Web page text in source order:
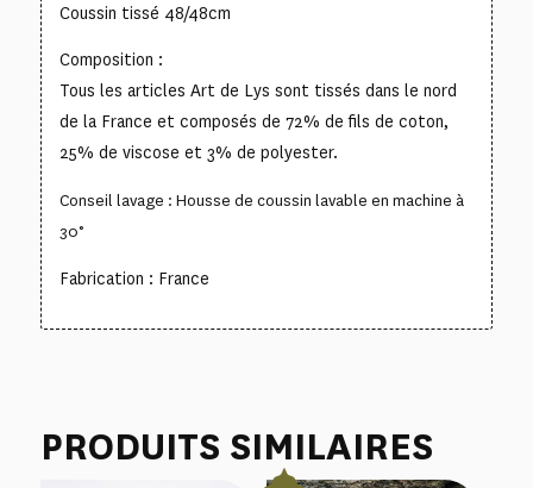
Coussin tissé 48/48cm
Composition :
Tous les articles Art de Lys sont tissés dans le nord
de la France et composés de 72% de fils de coton,
25% de viscose et 3% de polyester.
Conseil lavage : Housse de coussin lavable en machine à
30°
Fabrication : France
PRODUITS SIMILAIRES